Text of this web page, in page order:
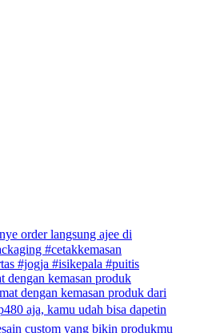
dengan kemasan produk